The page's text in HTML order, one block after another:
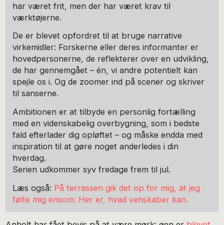
har været frit, men der har været krav til
værktøjerne.
De er blevet opfordret til at bruge narrative
virkemidler: Forskerne eller deres informanter er
hovedpersonerne, de reflekterer over en udvikling,
de har gennemgået – én, vi andre potentielt kan
spejle os i. Og de zoomer ind på scener og skriver
til sanserne.
Ambitionen er at tilbyde en personlig fortælling
med en videnskabelig overbygning, som i bedste
fald efterlader dig opløftet – og måske endda med
inspiration til at gøre noget anderledes i din
hverdag.
Serien udkommer syv fredage frem til jul.
Læs også: På terrassen gik det op for mig, at jeg
følte mig ensom: Her er, hvad venskaber kan.